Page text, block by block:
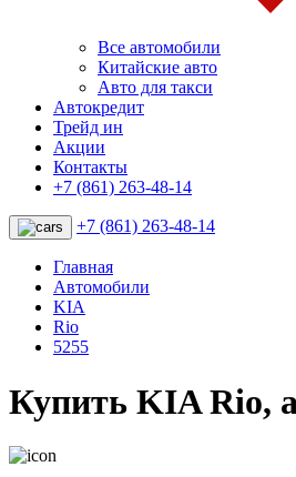
Все автомобили
Китайские авто
Авто для такси
Автокредит
Трейд ин
Акции
Контакты
+7 (861) 263-48-14
+7 (861) 263-48-14
Главная
Автомобили
KIA
Rio
5255
Купить KIA Rio,